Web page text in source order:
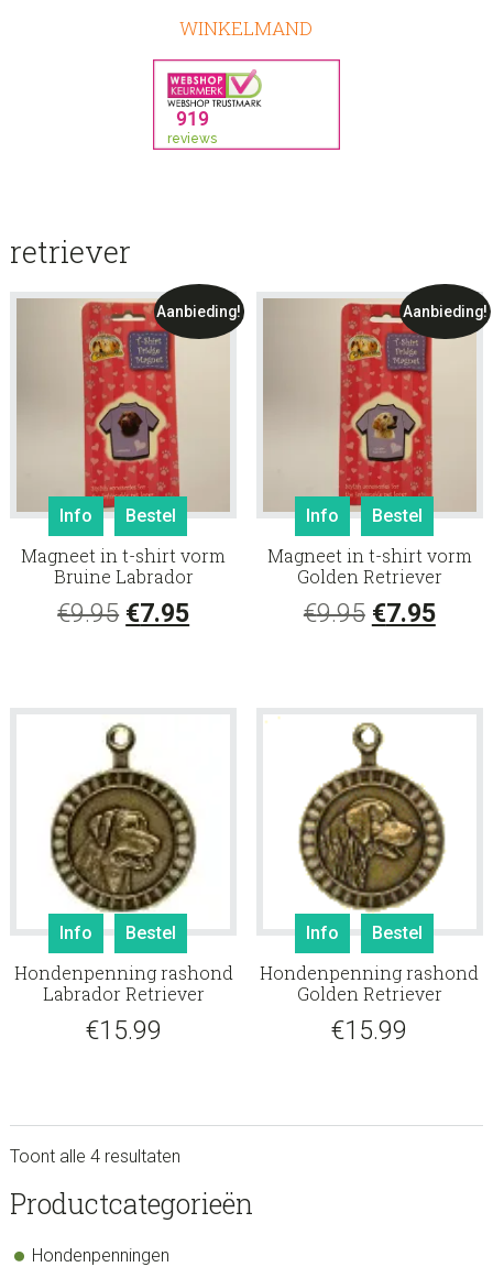
WINKELMAND
retriever
Aanbieding!
Info Bestel
Magneet in t-shirt vorm
Bruine Labrador
€9.95 Oorspronkelijke
€9.95.
€7.95Huidige
Aanbieding!
Info Bestel
Magneet in t-shirt vorm
Golden Retriever
€9.95
€9.95.
€7.95
Info Bestel
Hondenpenning rashond
Labrador Retriever
€15.99
Info Bestel
Hondenpenning rashond
Golden Retriever
€15.99
Toont alle 4 resultaten
sidebar
Store
Productcategorieën
Hondenpenningen